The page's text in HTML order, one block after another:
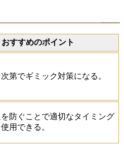
おすすめのポイント
第でギミック対策になる。
防ぐことで適切なタイミング
用できる。